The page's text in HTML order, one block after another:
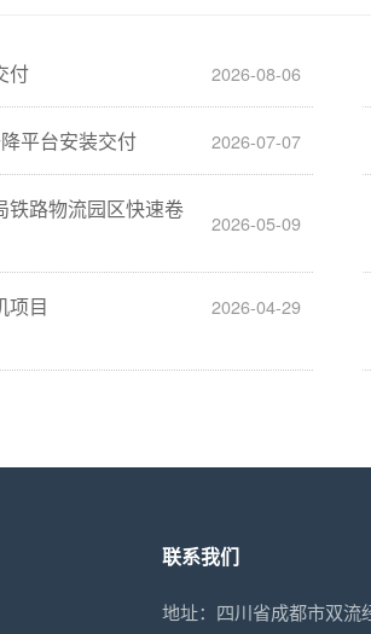
付 2026-08-06
平台安装交付 2026-07-07
铁路物流园区快速卷
2026-05-09
项目 2026-04-29
联系我们
地址：四川省成都市双流